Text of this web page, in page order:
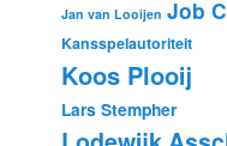
Jan van Looijen Job
Kansspelautoriteit
Koos Plooij
Lars Stempher